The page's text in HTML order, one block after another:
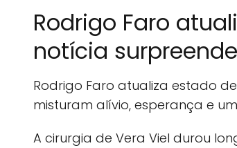
Rodrigo Faro
notícia
Rodrigo Faro atualiza estado
misturam alívio, esperança e
A cirurgia de Vera Viel durou